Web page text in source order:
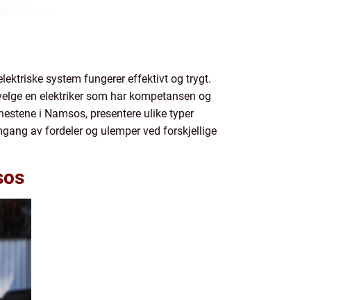
system fungerer effektivt og trygt.
en elektriker som har kompetansen og
i Namsos, presentere ulike typer
av fordeler og ulemper ved forskjellige